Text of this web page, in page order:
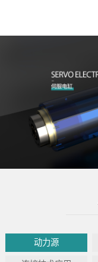
动力源